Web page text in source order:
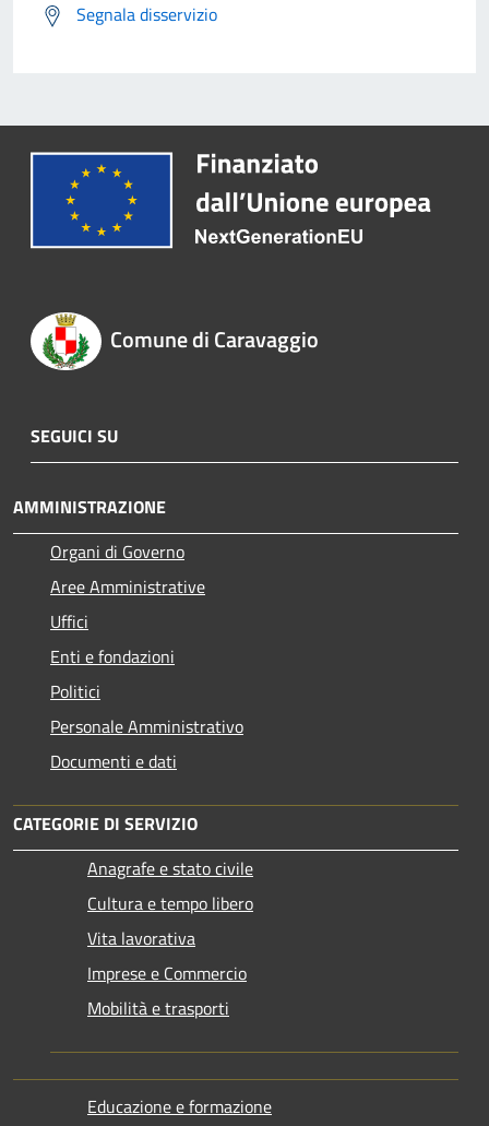
Segnala disservizio
Comune di Caravaggio
SEGUICI SU
AMMINISTRAZIONE
Organi di Governo
Aree Amministrative
Uffici
Enti e fondazioni
Politici
Personale Amministrativo
Documenti e dati
CATEGORIE DI SERVIZIO
Anagrafe e stato civile
Cultura e tempo libero
Vita lavorativa
Imprese e Commercio
Mobilità e trasporti
Educazione e formazione